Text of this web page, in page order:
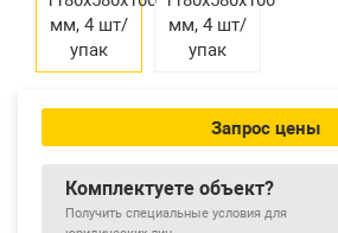
Запрос цены
Комплектуете объект?
Получить специальные условия для